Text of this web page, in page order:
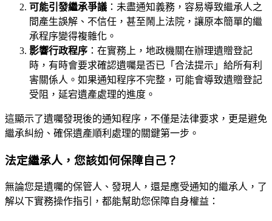
可能引發繼承爭議 ：未盡通知義務，容易導致繼承人之
間產生誤解、不信任，甚至鬧上法院，讓原本簡單的繼
承程序變得複雜化。
影響行政程序 ：在實務上，地政機關在辦理遺贈登記
時，有時會要求確認遺囑是否已「合法提示」給所有利
害關係人。如果通知程序不完整，可能會導致遺贈登記
受阻，延宕遺產處理的進度。
這顯示了遺囑發現後的通知程序，不僅是法律要求，更是避免
繼承糾紛、確保遺產順利處理的關鍵第一步。
法定繼承人，您該如何保障自己？
無論您是遺囑的保管人、發現人，還是應受通知的繼承人，了
解以下實務操作指引，都能幫助您保障自身權益：